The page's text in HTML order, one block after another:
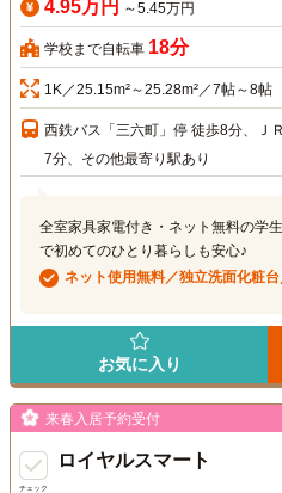
4.95万円 ～5.45万円
学校まで自転車 18分
1K／25.15m²～25.28m²／7帖～8帖
西鉄バス「三六町」停 徒歩8分、Ｊ
7分、その他最寄り駅あり
全室家具家電付き・ネット無料の学
で初めてのひとり暮らしも安心♪
ネット使用無料／独立洗面化粧
お気に入り
チェック
来春入居予約受付
ロイヤルスマート